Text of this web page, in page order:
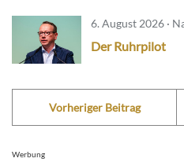
6. August 2026 ·
Der Ruhrpilot
Vorheriger Beitrag
Werbung